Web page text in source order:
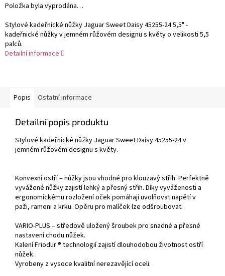
Položka byla vyprodána…
Stylové kadeřnické nůžky Jaguar Sweet Daisy 45255-24 5,5" -
kadeřnické nůžky v jemném růžovém designu s květy o velikosti 5,5
palců.
Detailní informace
Popis Ostatní informace
Detailní popis produktu
Stylové kadeřnické nůžky Jaguar Sweet Daisy 45255-24 v
jemném růžovém designu s květy.
Konvexní ostří – nůžky jsou vhodné pro klouzavý střih. Perfektně
vyvážené nůžky zajistí lehký a přesný střih. Díky vyváženosti a
ergonomickému rozložení oček pomáhají uvolňovat napětí v
paži, rameni a krku. Opěru pro malíček lze odšroubovat.
VARIO-PLUS – středově uložený šroubek pro snadné a přesné
nastavení chodu nůžek.
Kalení Friodur ® technologií zajistí dlouhodobou životnost ostří
nůžek.
Vyrobeny z vysoce kvalitní nerezavějící oceli.